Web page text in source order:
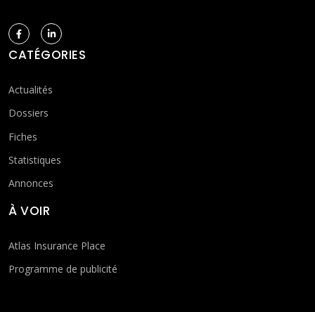
CATÉGORIES
Actualités
Dossiers
Fiches
Statistiques
Annonces
À VOIR
Atlas Insurance Place
Programme de publicité